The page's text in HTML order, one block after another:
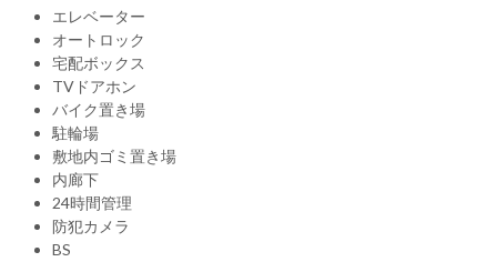
エレベーター
オートロック
宅配ボックス
TVドアホン
バイク置き場
駐輪場
敷地内ゴミ置き場
内廊下
24時間管理
防犯カメラ
BS